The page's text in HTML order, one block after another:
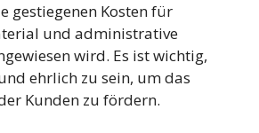
gestiegenen Kosten für
und administrative
wird. Es ist wichtig,
ehrlich zu sein, um das
Kunden zu fördern.